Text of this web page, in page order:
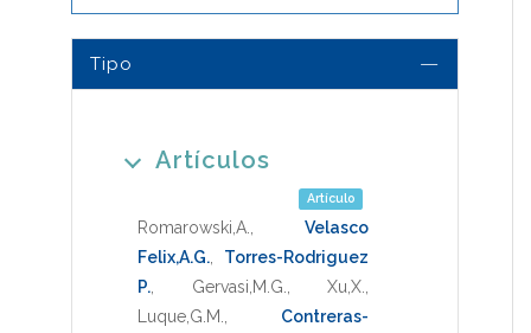
Tipo
Artículos
Artículo
Romarowski,A.
Velasco
Felix,A.G.
Torres-Rodriguez
P.
Gervasi,M.G. Xu,X.
Luque,G.M.
Contreras-